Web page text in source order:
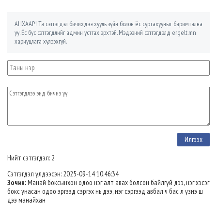
АНХААР! Та сэтгэгдэл бичихдээ хууль зүйн болон ёс суртахууныг баримтална
уу. Ёс бус сэтгэгдлийг админ устгах эрхтэй. Мэдээний сэтгэгдэлд ergelt.mn
хариуцлага хүлээхгүй.
Нийт сэтгэгдэл: 2
Сэтгэгдэл үлдээсэн: 2025-09-14 10:46:34
Зочин:Манай боксынхон одоо нэг алт авах болсон байлгүй дээ, нэг хэсэг
бокс унасан одоо эргээд сэргэх нь дээ, нэг сэргээд авбал ч бас л үзнэ ш
дээ манайхан